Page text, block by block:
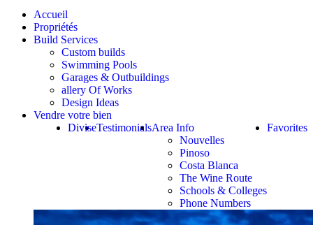
Accueil
Propriétés
Build Services
Custom builds
Swimming Pools
Garages & Outbuildings
allery Of Works
Design Ideas
Vendre votre bien
Favorites
Area Info
Nouvelles
Pinoso
Costa Blanca
The Wine Route
Schools & Colleges
Phone Numbers
Testimonials
Divise